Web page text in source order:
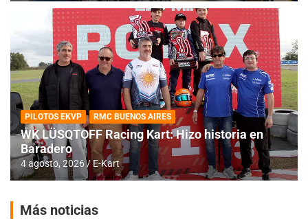
PILOTOS EKVP RMC BUENOS AIRES
WK LÜSQTOFF Racing Kart: Hizo historia en
Baradero
4 agosto, 2026 E-Kart
Más noticias